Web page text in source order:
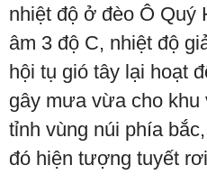
nhiệt độ ở đèo Ô Quý
âm 3 độ C, nhiệt độ
hội tụ gió tây lại hoạt
gây mưa vừa cho
tỉnh vùng núi phía
đó hiện tượng tuyết